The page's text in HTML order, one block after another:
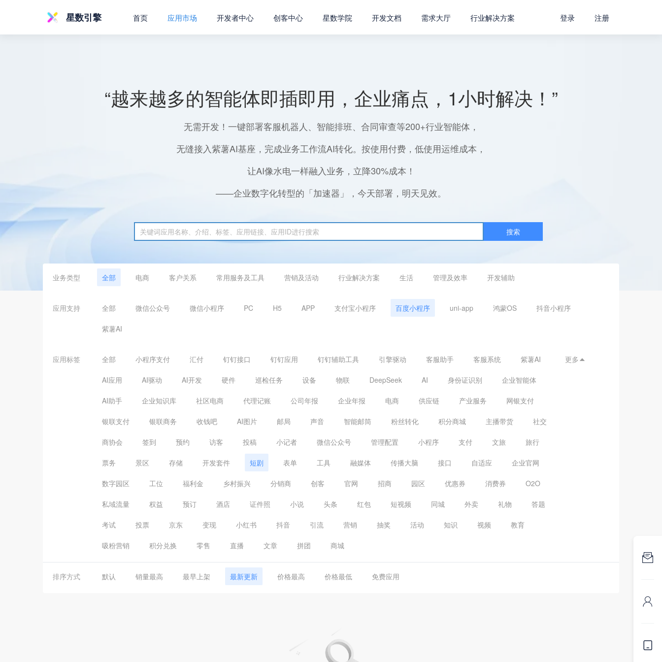
星数引擎 首页 应用市场 开发者中心 创客中心 星数学院 开发文档 需求大厅 行业解决方案 登录 注册
“越来越多的智能体即插即用，企业痛点，1小时解决！”
无需开发！一键部署客服机器人、智能排班、合同审查等200+行业智能体，
无缝接入紫薯AI基座，完成业务工作流AI转化。按使用付费，低使用运维成本，
让AI像水电一样融入业务，立降30%成本！
——企业数字化转型的「加速器」，今天部署，明天见效。
搜索
业务类型 全部 电商 客户关系 常用服务及工具 营销及活动 行业解决方案 生活 管理及效率 开发辅助
应用支持 全部 微信公众号 微信小程序 PC H5 APP 支付宝小程序 百度小程序 uni-app 鸿蒙OS 抖音小程序
紫薯AI
应用标签 全部 小程序支付 汇付 钉钉接口 钉钉应用 钉钉辅助工具 引擎驱动 客服助手 客服系统 紫薯AI
AI应用 AI驱动 AI开发 硬件 巡检任务 设备 物联 DeepSeek AI 身份证识别 企业智能体
AI助手 企业知识库 社区电商 代理记账 公司年报 企业年报 电商 供应链 产业服务 网银支付
银联支付 银联商务 收钱吧 AI图片 邮局 声音 智能邮筒 粉丝转化 积分商城 主播带货 社交
商协会 签到 预约 访客 投稿 小记者 微信公众号 管理配置 小程序 支付 文旅 旅行
票务 景区 存储 开发套件 短剧 表单 工具 融媒体 传播大脑 接口 自适应 企业官网
数字园区 工位 福利金 乡村振兴 分销商 创客 官网 招商 园区 优惠券 消费券 O2O
私域流量 权益 预订 酒店 证件照 小说 头条 红包 短视频 同城 外卖 礼物 答题
考试 投票 京东 变现 小红书 抖音 引流 营销 抽奖 活动 知识 视频 教育
吸粉营销 积分兑换 零售 直播 文章 拼团 商城
更多 
排序方式 默认 销量最高 最早上架 最新更新 价格最高 价格最低 免费应用


